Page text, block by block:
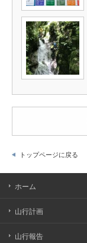
トップページに戻る
ホーム
山行計画
山行報告